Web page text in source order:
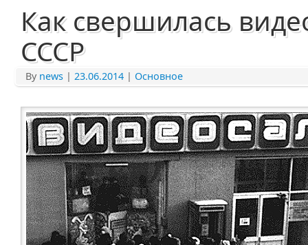
Как свершилась
СССР
By news | 23.06.2014 | Основное